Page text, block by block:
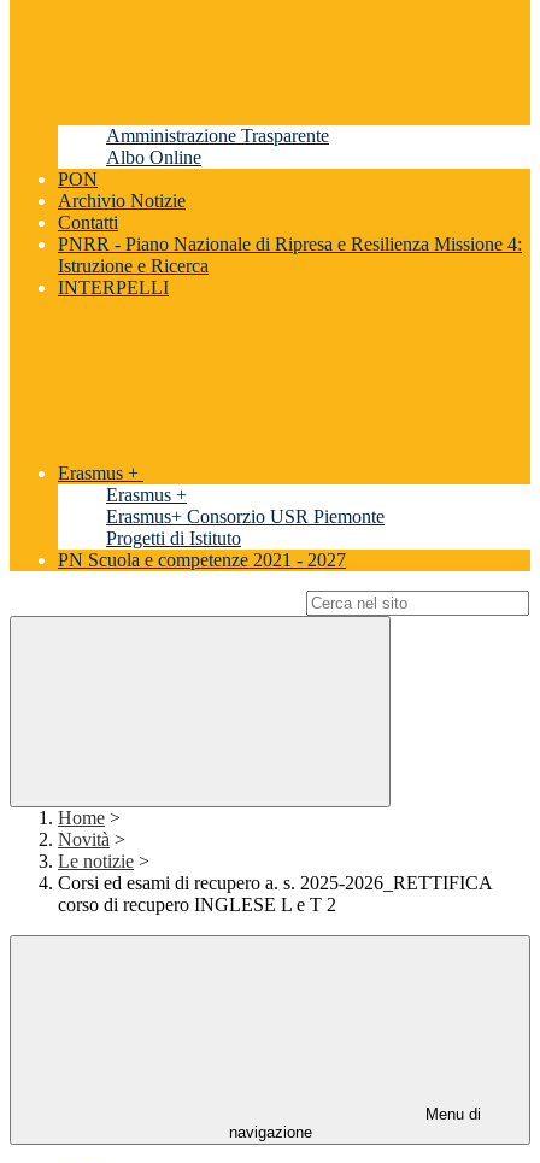
Amministrazione Trasparente
Albo Online
PON
Archivio Notizie
Contatti
PNRR - Piano Nazionale di Ripresa e Resilienza Missione 4:
Istruzione e Ricerca
INTERPELLI
Erasmus +
Erasmus +
Erasmus+ Consorzio USR Piemonte
Progetti di Istituto
PN Scuola e competenze 2021 - 2027
Home >
Novità >
Le notizie >
Corsi ed esami di recupero a. s. 2025-2026_RETTIFICA
corso di recupero INGLESE L e T 2
Menu di
navigazione